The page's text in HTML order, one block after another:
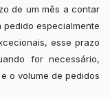
de um mês a contar
especialmente
esse prazo
for necessário,
o volume de pedidos